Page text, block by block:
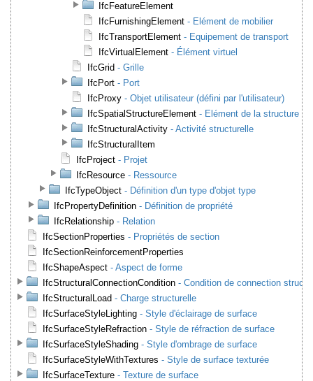
IfcFeatureElement
IfcFurnishingElement - Elément de mobilier
IfcTransportElement - Equipement de transport
IfcVirtualElement - Élément virtuel
IfcGrid - Grille
IfcPort - Port
IfcProxy - Objet utilisateur (défini par l'utilisateur)
IfcSpatialStructureElement - Elément de la structure
IfcStructuralActivity - Activité structurelle
IfcStructuralItem
IfcProject - Projet
IfcResource - Ressource
IfcTypeObject - Définition d'un type d'objet type
IfcPropertyDefinition - Définition de propriété
IfcRelationship - Relation
IfcSectionProperties - Propriétés de section
IfcSectionReinforcementProperties
IfcShapeAspect - Aspect de forme
IfcStructuralConnectionCondition - Condition de connection
IfcStructuralLoad - Charge structurelle
IfcSurfaceStyleLighting - Style d'éclairage de surface
IfcSurfaceStyleRefraction - Style de réfraction de surface
IfcSurfaceStyleShading - Style d'ombrage de surface
IfcSurfaceStyleWithTextures - Style de surface texturée
IfcSurfaceTexture - Texture de surface